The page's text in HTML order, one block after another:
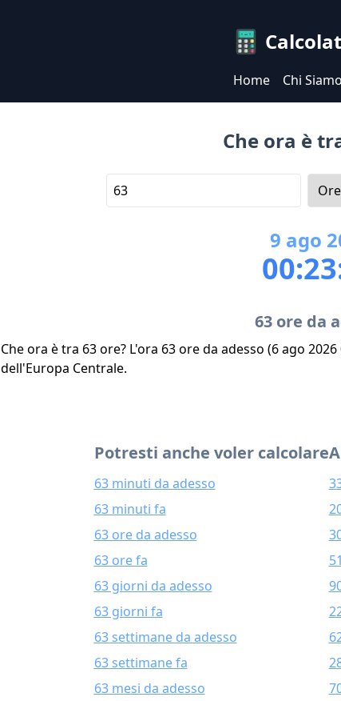
Home Chi Siamo
Che ora è
9 ago
63 ore da
Che ora è tra 63 ore? L'ora 63 ore da adesso (6 ago
dell'Europa Centrale.
Potresti anche voler calcolare
63 minuti da adesso
63 minuti fa
63 ore da adesso
63 ore fa
63 giorni da adesso
63 giorni fa
63 settimane da adesso
63 settimane fa
63 mesi da adesso